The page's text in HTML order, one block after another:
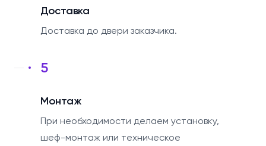
Доставка
Доставка до двери заказчика.
5
Монтаж
При необходимости делаем установку,
шеф-монтаж или техническое